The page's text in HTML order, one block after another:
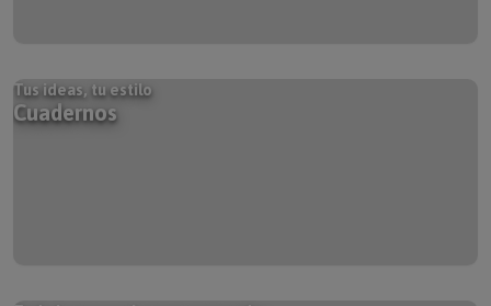
Cuadernos